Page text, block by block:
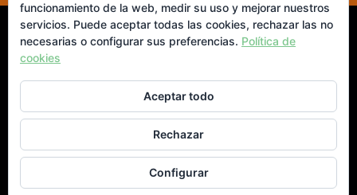
© 2026 IAIANITA. S.L. ·Aviso Legal|Política de
funcionamiento de la web, medir su uso y mejorar nuestros
servicios. Puede aceptar todas las cookies, rechazar las no
necesarias o configurar sus preferencias. Política de
cookies
Aceptar todo
Rechazar
Configurar